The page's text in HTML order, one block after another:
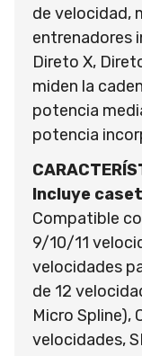
de velocidad,
entrenadores
Direto X,
miden la
potencia
potencia
Incluye
Compatible
9/10/11
velocidades
de 12
Micro Spline),
velocidades,